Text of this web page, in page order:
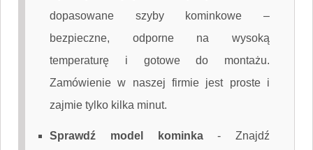
dopasowane szyby kominkowe –
bezpieczne, odporne na wysoką
temperaturę i gotowe do montażu.
Zamówienie w naszej firmie jest proste i
zajmie tylko kilka minut.
Sprawdź model kominka- Znajdź